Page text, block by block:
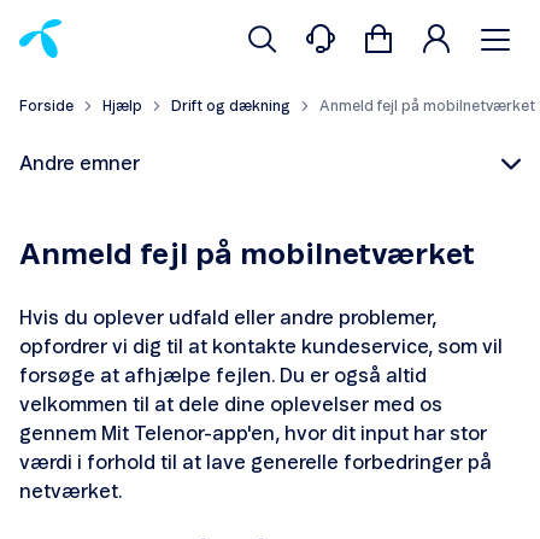
Forside Hjælp Drift og dækning Anmeld fejl på mobilnetværket
Andre emner
Anmeld fejl på mobilnetværket
Anmeld fupopkald eller -sms'er
Anmeld fejl på mobilnetværket
Hvis du oplever udfald eller andre problemer,
opfordrer vi dig til at kontakte kundeservice, som vil
forsøge at afhjælpe fejlen. Du er også altid
velkommen til at dele dine oplevelser med os
gennem Mit Telenor-app'en, hvor dit input har stor
værdi i forhold til at lave generelle forbedringer på
netværket.